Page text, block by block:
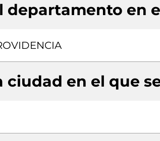
departamento en
ciudad en el que